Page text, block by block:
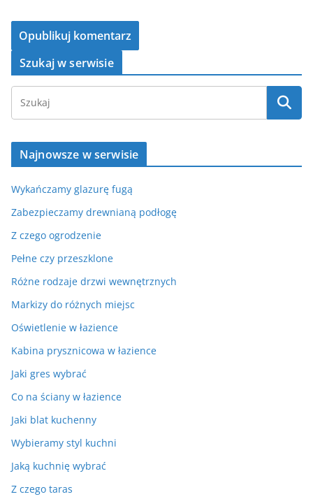
Szukaj w serwisie
Najnowsze w serwisie
Wykańczamy glazurę fugą
Zabezpieczamy drewnianą podłogę
Z czego ogrodzenie
Pełne czy przeszklone
Różne rodzaje drzwi wewnętrznych
Markizy do różnych miejsc
Oświetlenie w łazience
Kabina prysznicowa w łazience
Jaki gres wybrać
Co na ściany w łazience
Jaki blat kuchenny
Wybieramy styl kuchni
Jaką kuchnię wybrać
Z czego taras